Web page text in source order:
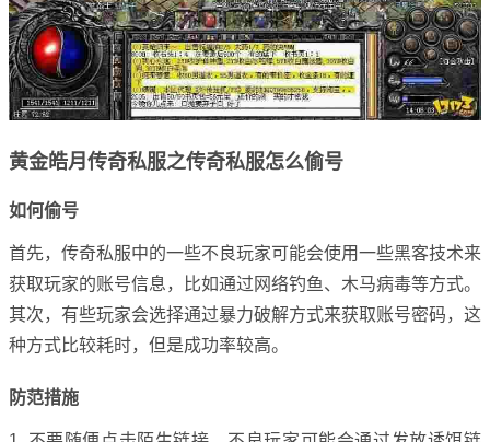
黄金皓月传奇私服之传奇私服怎么偷号
如何偷号
首先，传奇私服中的一些不良玩家可能会使用一些黑客技术来
获取玩家的账号信息，比如通过网络钓鱼、木马病毒等方式。
其次，有些玩家会选择通过暴力破解方式来获取账号密码，这
种方式比较耗时，但是成功率较高。
防范措施